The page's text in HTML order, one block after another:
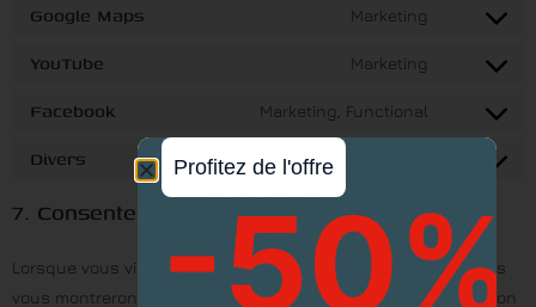
Google Maps Marketing
YouTube Marketing
Facebook Marketing, Functional
Divers Finalité en attente d’enquête
7. Consentement
Lorsque vous visitez notre site web pour la première fois, nous
vous montrerons une fenêtre contextuelle avec une explication
Profitez de l'offre